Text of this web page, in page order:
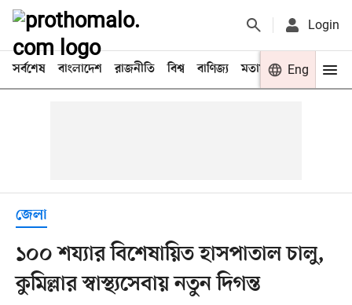
Login
সর্বশেষ বাংলাদেশ রাজনীতি বিশ্ব বাণিজ্য মতামত খেলা
Eng
জেলা
১০০ শয্যার বিশেষায়িত হাসপাতাল চালু,
কুমিল্লার স্বাস্থ্যসেবায় নতুন দিগন্ত